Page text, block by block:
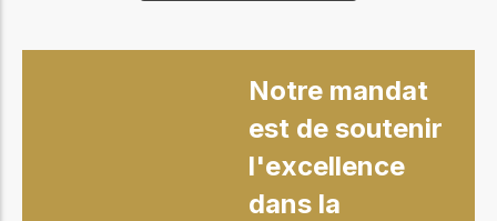
Notre mandat
est de soutenir
l'excellence
dans la